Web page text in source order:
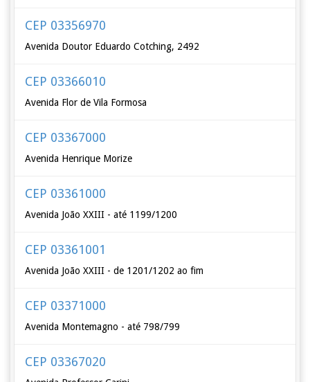
CEP 03356970
Avenida Doutor Eduardo Cotching, 2492
CEP 03366010
Avenida Flor de Vila Formosa
CEP 03367000
Avenida Henrique Morize
CEP 03361000
Avenida João XXIII - até 1199/1200
CEP 03361001
Avenida João XXIII - de 1201/1202 ao fim
CEP 03371000
Avenida Montemagno - até 798/799
CEP 03367020